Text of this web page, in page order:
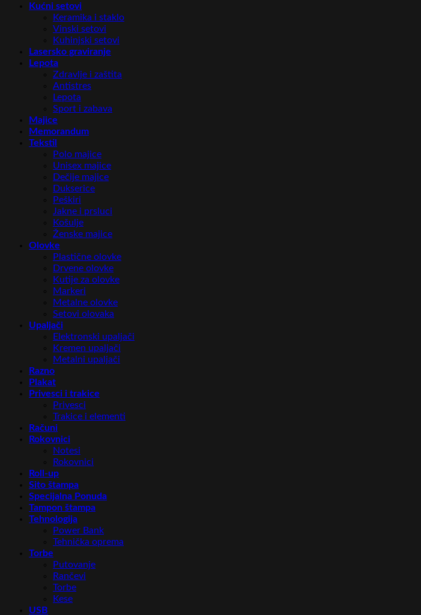
Kućni setovi
Keramika i staklo
Vinski setovi
Kuhinjski setovi
Lasersko graviranje
Lepota
Zdravlje i zaštita
Antistres
Lepota
Sport i zabava
Majice
Memorandum
Tekstil
Polo majice
Unisex majice
Dečije majice
Dukserice
Peškiri
Jakne i prsluci
Košulje
Ženske majice
Olovke
Plastične olovke
Drvene olovke
Kutije za olovke
Markeri
Metalne olovke
Setovi olovaka
Upaljači
Elektronski upaljači
Kremen upaljači
Metalni upaljači
Razno
Plakat
Privesci i trakice
Privesci
Trakice i elementi
Računi
Rokovnici
Notesi
Rokovnici
Roll-up
Sito štampa
Specijalna Ponuda
Tampon štampa
Tehnologija
Power Bank
Tehnička oprema
Torbe
Putovanje
Rančevi
Torbe
Kese
USB